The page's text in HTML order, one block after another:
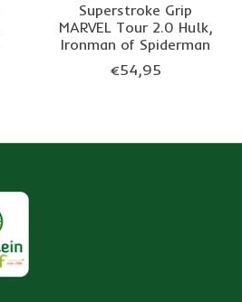
Superstroke Grip
MARVEL Tour 2.0 Hulk,
Ironman of Spiderman
€54,95